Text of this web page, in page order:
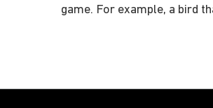
game. For example, a bird